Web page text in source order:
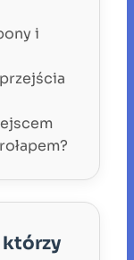
i
którzy